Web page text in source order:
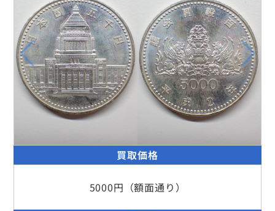
買取価格
5000円（額面通り）